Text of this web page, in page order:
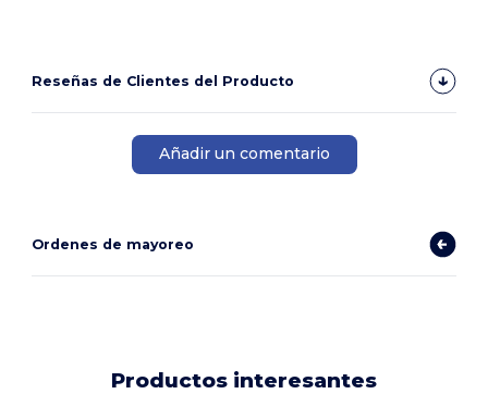
Reseñas de Clientes del Producto
Añadir un comentario
Ordenes de mayoreo
Productos interesantes